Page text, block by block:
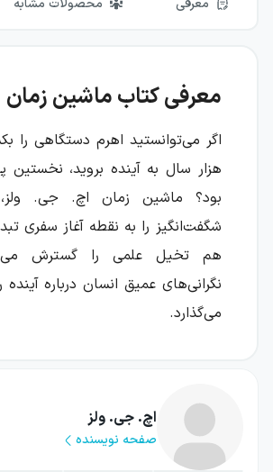
معرفی محصولات مشابه
معرفی کتاب ماشین زمان
اگر می‌توانستید اهرم دستگاهی را
هزار سال به آینده بروید،
بود؟ ماشین زمان اچ. جی.
شگفت‌انگیز را به نقطه آغاز سفری
هم تخیل علمی را گسترش
نگرانی‌های عمیق انسان درباره
می‌گذارد.
می‌کند؛ اختراعی که دانشمندی
دوستانه به سوی آینده‌ای بسیار دور
اچ. جی. ولز
صفحه نویسنده